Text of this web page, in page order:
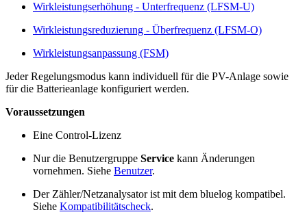
Wirkleistungserhöhung - Unterfrequenz (LFSM-U)
Wirkleistungsreduzierung - Überfrequenz (LFSM-O)
Wirkleistungsanpassung (FSM)
Jeder Regelungsmodus kann individuell für die PV-Anlage sowie
für die Batterieanlage konfiguriert werden.
Voraussetzungen
Eine Control-Lizenz
Nur die Benutzergruppe Service kann Änderungen
vornehmen. Siehe Benutzer.
Der Zähler/Netzanalysator ist mit dem bluelog kompatibel.
Siehe Kompatibilitätscheck.